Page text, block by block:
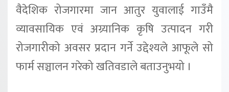
वैदेशिक रोजगारमा जान आतुर युवालाई गाउँमै
व्यावसायिक एवं अग्र्यानिक कृषि उत्पादन गरी
रोजगारीको अवसर प्रदान गर्ने उद्देश्यले आफूले सो
फार्म सञ्चालन गरेको खतिवडाले बताउनुभयो ।